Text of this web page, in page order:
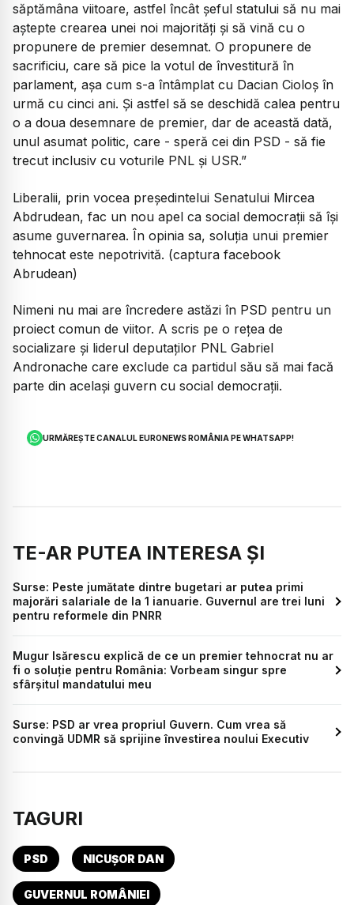
săptămâna viitoare, astfel încât șeful statului să nu mai
aștepte crearea unei noi majorități și să vină cu o
propunere de premier desemnat. O propunere de
sacrificiu, care să pice la votul de învestitură în
parlament, așa cum s-a întâmplat cu Dacian Cioloș în
urmă cu cinci ani. Și astfel să se deschidă calea pentru
o a doua desemnare de premier, dar de această dată,
unul asumat politic, care - speră cei din PSD - să fie
trecut inclusiv cu voturile PNL și USR.”
Liberalii, prin vocea președintelui Senatului Mircea
Abdrudean, fac un nou apel ca social democrații să își
asume guvernarea. În opinia sa, soluția unui premier
tehnocat este nepotrivită. (captura facebook
Abrudean)
Nimeni nu mai are încredere astăzi în PSD pentru un
proiect comun de viitor. A scris pe o rețea de
socializare și liderul deputaților PNL Gabriel
Andronache care exclude ca partidul său să mai facă
parte din același guvern cu social democrații.
URMĂREȘTE CANALUL EURONEWS ROMÂNIA PE WHATSAPP!
TE-AR PUTEA INTERESA ȘI
Surse: Peste jumătate dintre bugetari ar putea primi
majorări salariale de la 1 ianuarie. Guvernul are trei luni
pentru reformele din PNRR
Mugur Isărescu explică de ce un premier tehnocrat nu ar
fi o soluție pentru România: Vorbeam singur spre
sfârșitul mandatului meu
Surse: PSD ar vrea propriul Guvern. Cum vrea să
convingă UDMR să sprijine învestirea noului Executiv
TAGURI
PSD NICUȘOR DAN
GUVERNUL ROMÂNIEI